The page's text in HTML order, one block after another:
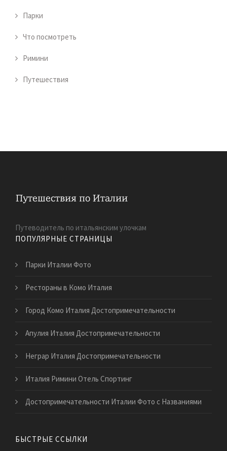
Парки
Что посмотреть
Римини
Путешествия
Путеводитель по итальянским улочкам
ПОПУЛЯРНЫЕ СТРАНИЦЫ
Парки Италии Фото
Рестораны в Комо Италия
Город Комо Италия Достопримечательности
Апулия Италия Достопримечательности
Неграр Италия Достопримечательности
Италия Римини Отель Спортинг
Достопримечательности Италии Фото с Названиями
БЫСТРЫЕ ССЫЛКИ